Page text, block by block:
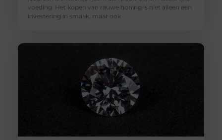
voeding. Het kopen van rauwe honing is niet alleen een
investering in smaak, maar ook